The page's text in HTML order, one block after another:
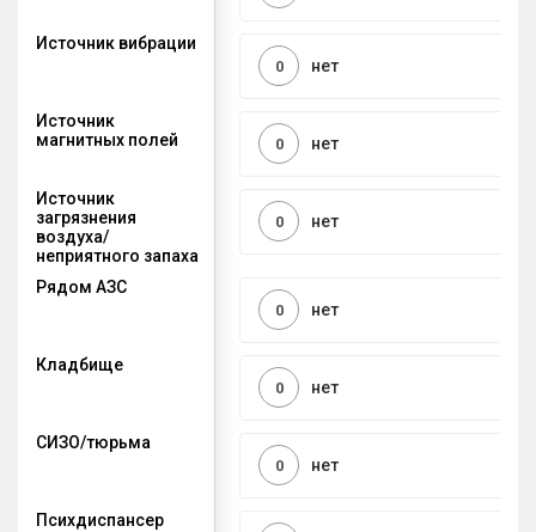
Источник вибрации
нет
0
Источник
магнитных полей
нет
0
Источник
загрязнения
воздуха/
неприятного запаха
нет
0
Рядом АЗС
нет
0
Кладбище
нет
0
СИЗО/тюрьма
нет
0
Психдиспансер